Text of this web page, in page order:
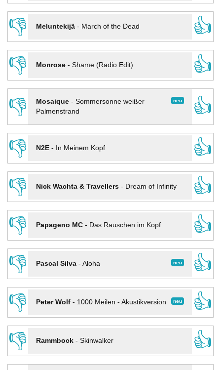
👎
Meluntekijä- March of the Dead
👍
👎
Monrose- Shame (Radio Edit)
👍
👎
neu
Mosaique- Sommersonne weißer
Palmenstrand
👍
👎
N2E- In Meinem Kopf
👍
👎
Nick Wachta & Travellers- Dream of Infinity
👍
👎
Papageno MC- Das Rauschen im Kopf
👍
👎
neu
Pascal Silva- Aloha
👍
👎
neu
Peter Wolf- 1000 Meilen - Akustikversion
👍
👎
Rammbock- Skinwalker
👍